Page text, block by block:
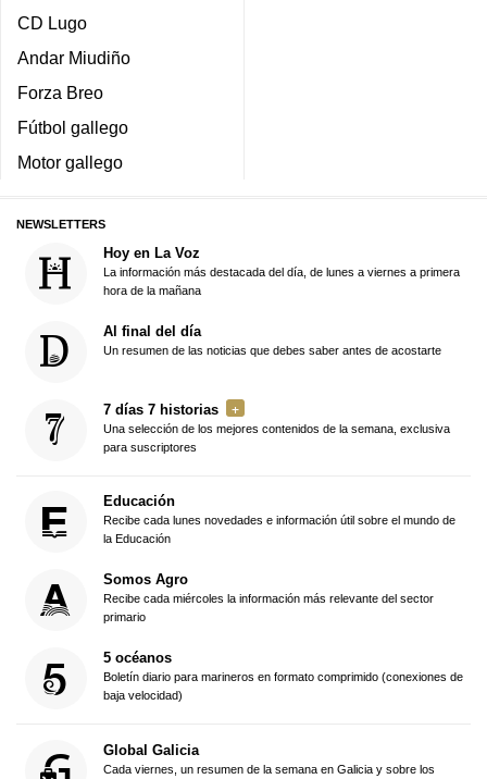
CD Lugo
Andar Miudiño
Forza Breo
Fútbol gallego
Motor gallego
NEWSLETTERS
Hoy en La Voz
La información más destacada del día, de lunes a viernes a primera
hora de la mañana
Al final del día
Un resumen de las noticias que debes saber antes de acostarte
7 días 7 historias
Una selección de los mejores contenidos de la semana, exclusiva
para suscriptores
Educación
Recibe cada lunes novedades e información útil sobre el mundo de
la Educación
Somos Agro
Recibe cada miércoles la información más relevante del sector
primario
5 océanos
Boletín diario para marineros en formato comprimido (conexiones de
baja velocidad)
Global Galicia
Cada viernes, un resumen de la semana en Galicia y sobre los